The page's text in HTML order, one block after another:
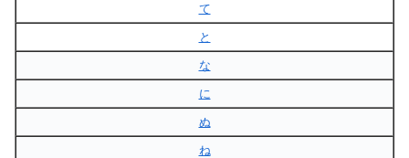
て
と
な
に
ぬ
ね